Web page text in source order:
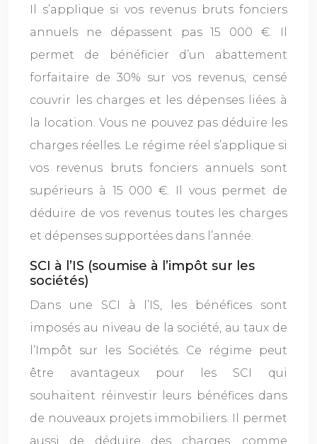
Il s’applique si vos revenus bruts fonciers
annuels ne dépassent pas 15 000 €. Il
permet de bénéficier d’un abattement
forfaitaire de 30% sur vos revenus, censé
couvrir les charges et les dépenses liées à
la location. Vous ne pouvez pas déduire les
charges réelles. Le régime réel s’applique si
vos revenus bruts fonciers annuels sont
supérieurs à 15 000 €. Il vous permet de
déduire de vos revenus toutes les charges
et dépenses supportées dans l’année.
SCI à l’IS (soumise à l’impôt sur les
sociétés)
Dans une SCI à l’IS, les bénéfices sont
imposés au niveau de la société, au taux de
l’Impôt sur les Sociétés. Ce régime peut
être avantageux pour les SCI qui
souhaitent réinvestir leurs bénéfices dans
de nouveaux projets immobiliers. Il permet
aussi de déduire des charges, comme